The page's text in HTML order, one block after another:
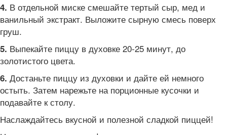
4. В отдельной миске смешайте тертый сыр, мед и
ванильный экстракт. Выложите сырную смесь поверх
груш.
5. Выпекайте пиццу в духовке 20-25 минут, до
золотистого цвета.
6. Достаньте пиццу из духовки и дайте ей немного
остыть. Затем нарежьте на порционные кусочки и
подавайте к столу.
Наслаждайтесь вкусной и полезной сладкой пиццей!